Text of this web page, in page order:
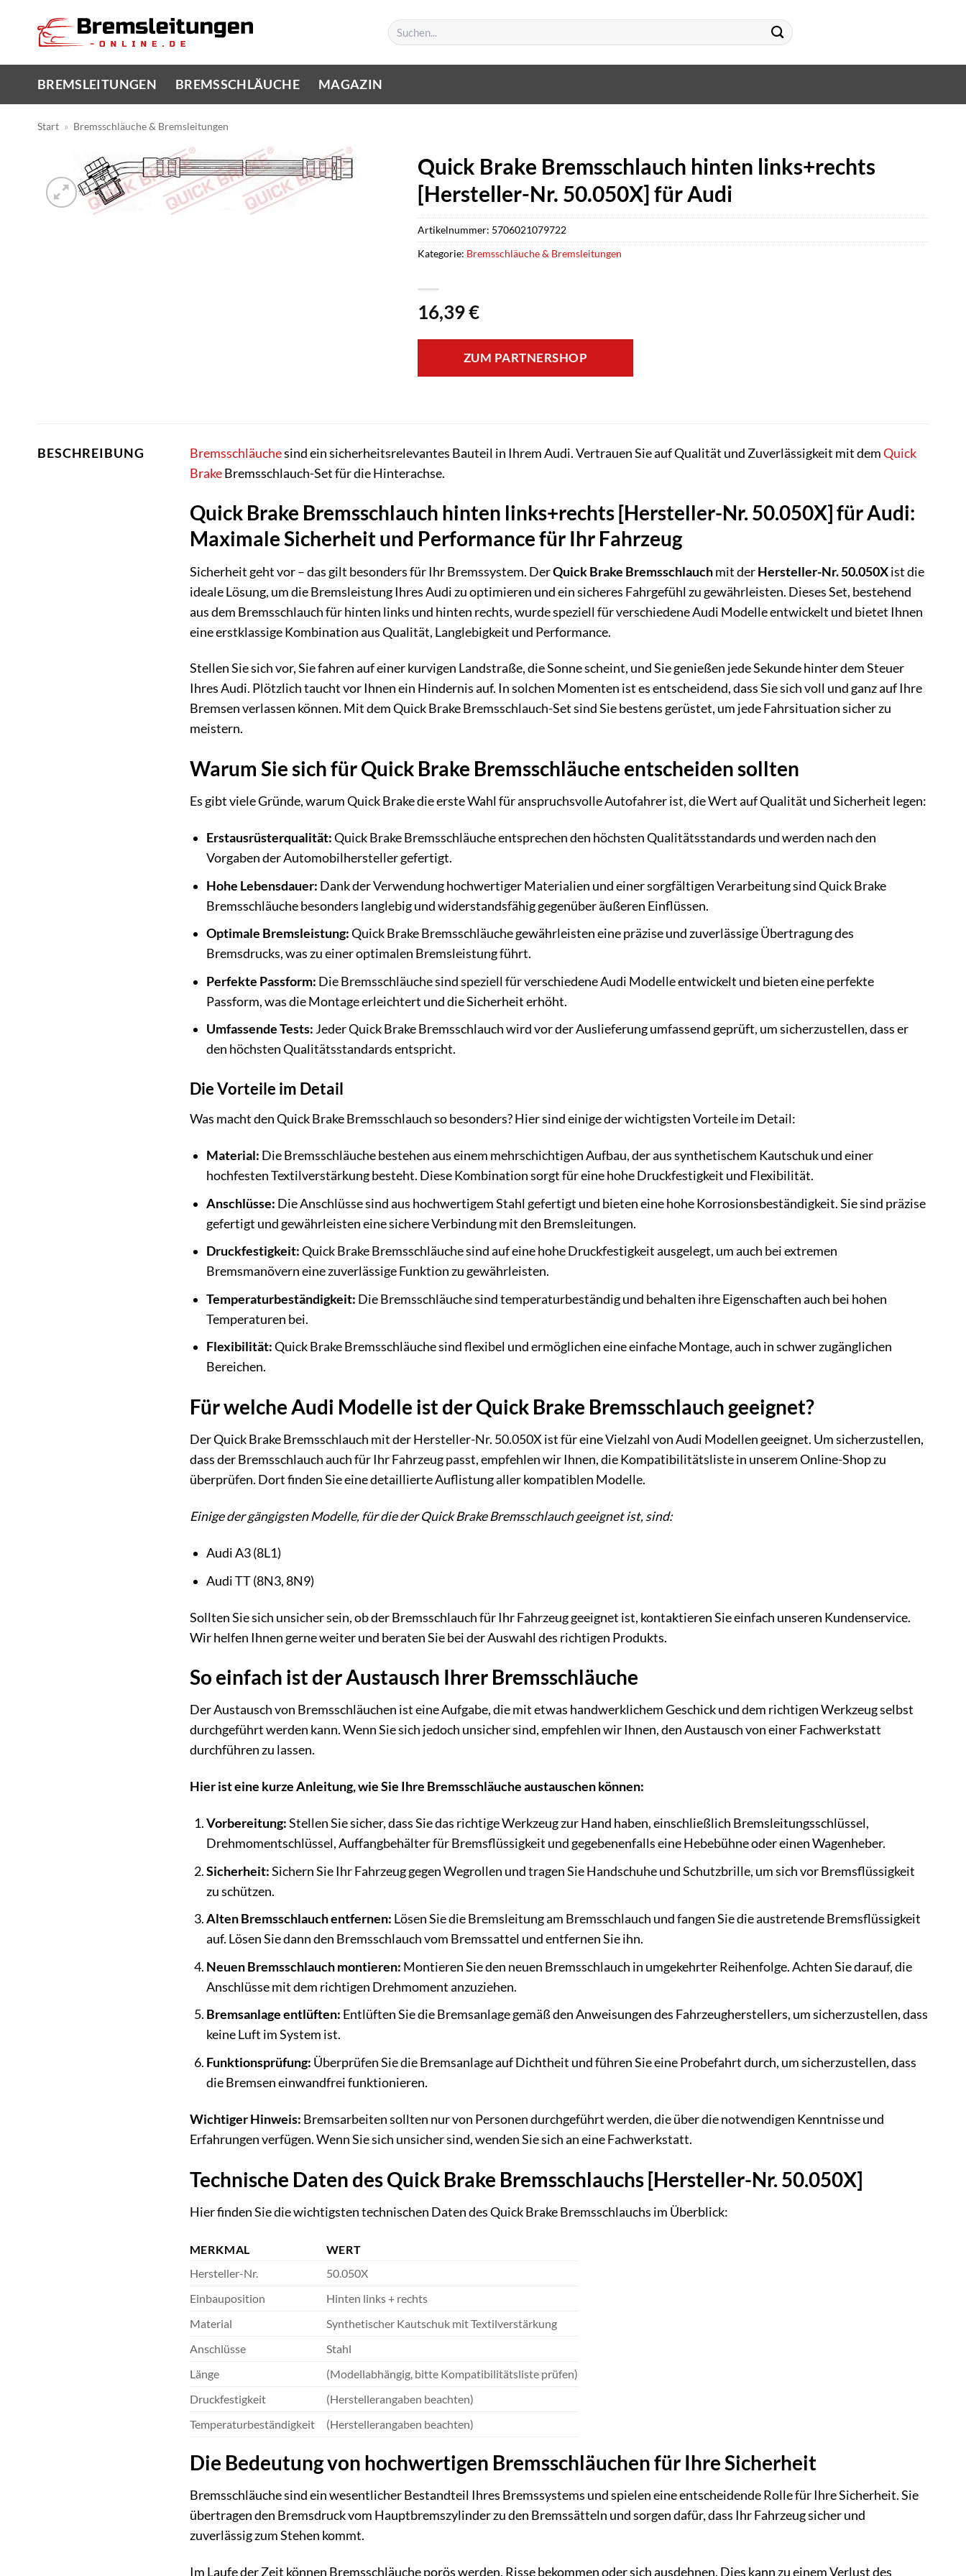
springen
Suchen
nach:
BREMSLEITUNGEN BREMSSCHLÄUCHE MAGAZIN
Start » Bremsschläuche & Bremsleitungen
Quick Brake Bremsschlauch hinten links+rechts
[Hersteller-Nr. 50.050X] für Audi
16,39€
ZUM PARTNERSHOP
Artikelnummer: 5706021079722
Kategorie: Bremsschläuche & Bremsleitungen
BESCHREIBUNG Bremsschläuchesind ein sicherheitsrelevantes Bauteil in Ihrem Audi. Vertrauen Sie auf Qualität und Zuverlässigkeit mit demQuick
BrakeBremsschlauch-Set für die Hinterachse.
Quick Brake Bremsschlauch hinten links+rechts [Hersteller-Nr. 50.050X] für Audi:
Maximale Sicherheit und Performance für Ihr Fahrzeug
Sicherheit geht vor – das gilt besonders für Ihr Bremssystem. DerQuick Brake Bremsschlauchmit derHersteller-Nr. 50.050Xist die
ideale Lösung, um die Bremsleistung Ihres Audi zu optimieren und ein sicheres Fahrgefühl zu gewährleisten. Dieses Set, bestehend
aus dem Bremsschlauch für hinten links und hinten rechts, wurde speziell für verschiedene Audi Modelle entwickelt und bietet Ihnen
eine erstklassige Kombination aus Qualität, Langlebigkeit und Performance.
Stellen Sie sich vor, Sie fahren auf einer kurvigen Landstraße, die Sonne scheint, und Sie genießen jede Sekunde hinter dem Steuer
Ihres Audi. Plötzlich taucht vor Ihnen ein Hindernis auf. In solchen Momenten ist es entscheidend, dass Sie sich voll und ganz auf Ihre
Bremsen verlassen können. Mit dem Quick Brake Bremsschlauch-Set sind Sie bestens gerüstet, um jede Fahrsituation sicher zu
meistern.
Warum Sie sich für Quick Brake Bremsschläuche entscheiden sollten
Es gibt viele Gründe, warum Quick Brake die erste Wahl für anspruchsvolle Autofahrer ist, die Wert auf Qualität und Sicherheit legen:
Erstausrüsterqualität:Quick Brake Bremsschläuche entsprechen den höchsten Qualitätsstandards und werden nach den
Vorgaben der Automobilhersteller gefertigt.
Hohe Lebensdauer: Dank der Verwendung hochwertiger Materialien und einer sorgfältigen Verarbeitung sind Quick Brake
Bremsschläuche besonders langlebig und widerstandsfähig gegenüber äußeren Einflüssen.
Optimale Bremsleistung:Quick Brake Bremsschläuche gewährleisten eine präzise und zuverlässige Übertragung des
Bremsdrucks, was zu einer optimalen Bremsleistung führt.
Perfekte Passform: Die Bremsschläuche sind speziell für verschiedene Audi Modelle entwickelt und bieten eine perfekte
Passform, was die Montage erleichtert und die Sicherheit erhöht.
Umfassende Tests:Jeder Quick Brake Bremsschlauch wird vor der Auslieferung umfassend geprüft, um sicherzustellen, dass er
den höchsten Qualitätsstandards entspricht.
Die Vorteile im Detail
Was macht den Quick Brake Bremsschlauch so besonders? Hier sind einige der wichtigsten Vorteile im Detail:
Material: Die Bremsschläuche bestehen aus einem mehrschichtigen Aufbau, der aus synthetischem Kautschuk und einer
hochfesten Textilverstärkung besteht. Diese Kombination sorgt für eine hohe Druckfestigkeit und Flexibilität.
Anschlüsse: Die Anschlüsse sind aus hochwertigem Stahl gefertigt und bieten eine hohe Korrosionsbeständigkeit. Sie sind präzise
gefertigt und gewährleisten eine sichere Verbindung mit den Bremsleitungen.
Druckfestigkeit:Quick Brake Bremsschläuche sind auf eine hohe Druckfestigkeit ausgelegt, um auch bei extremen
Bremsmanövern eine zuverlässige Funktion zu gewährleisten.
Temperaturbeständigkeit: Die Bremsschläuche sind temperaturbeständig und behalten ihre Eigenschaften auch bei hohen
Temperaturen bei.
Flexibilität:Quick Brake Bremsschläuche sind flexibel und ermöglichen eine einfache Montage, auch in schwer zugänglichen
Bereichen.
Für welche Audi Modelle ist der Quick Brake Bremsschlauch geeignet?
Der Quick Brake Bremsschlauch mit der Hersteller-Nr. 50.050X ist für eine Vielzahl von Audi Modellen geeignet. Um sicherzustellen,
dass der Bremsschlauch auch für Ihr Fahrzeug passt, empfehlen wir Ihnen, die Kompatibilitätsliste in unserem Online-Shop zu
überprüfen. Dort finden Sie eine detaillierte Auflistung aller kompatiblen Modelle.
Einige der gängigsten Modelle, für die der Quick Brake Bremsschlauch geeignet ist, sind:
Audi A3 (8L1)
Audi TT (8N3, 8N9)
Sollten Sie sich unsicher sein, ob der Bremsschlauch für Ihr Fahrzeug geeignet ist, kontaktieren Sie einfach unseren Kundenservice.
Wir helfen Ihnen gerne weiter und beraten Sie bei der Auswahl des richtigen Produkts.
So einfach ist der Austausch Ihrer Bremsschläuche
Der Austausch von Bremsschläuchen ist eine Aufgabe, die mit etwas handwerklichem Geschick und dem richtigen Werkzeug selbst
durchgeführt werden kann. Wenn Sie sich jedoch unsicher sind, empfehlen wir Ihnen, den Austausch von einer Fachwerkstatt
durchführen zu lassen.
Hier ist eine kurze Anleitung, wie Sie Ihre Bremsschläuche austauschen können:
Vorbereitung:Stellen Sie sicher, dass Sie das richtige Werkzeug zur Hand haben, einschließlich Bremsleitungsschlüssel,
Drehmomentschlüssel, Auffangbehälter für Bremsflüssigkeit und gegebenenfalls eine Hebebühne oder einen Wagenheber.
Sicherheit:Sichern Sie Ihr Fahrzeug gegen Wegrollen und tragen Sie Handschuhe und Schutzbrille, um sich vor Bremsflüssigkeit
zu schützen.
Alten Bremsschlauch entfernen: Lösen Sie die Bremsleitung am Bremsschlauch und fangen Sie die austretende Bremsflüssigkeit
auf. Lösen Sie dann den Bremsschlauch vom Bremssattel und entfernen Sie ihn.
Neuen Bremsschlauch montieren: Montieren Sie den neuen Bremsschlauch in umgekehrter Reihenfolge. Achten Sie darauf, die
Anschlüsse mit dem richtigen Drehmoment anzuziehen.
Bremsanlage entlüften: Entlüften Sie die Bremsanlage gemäß den Anweisungen des Fahrzeugherstellers, um sicherzustellen, dass
keine Luft im System ist.
Funktionsprüfung: Überprüfen Sie die Bremsanlage auf Dichtheit und führen Sie eine Probefahrt durch, um sicherzustellen, dass
die Bremsen einwandfrei funktionieren.
Wichtiger Hinweis: Bremsarbeiten sollten nur von Personen durchgeführt werden, die über die notwendigen Kenntnisse und
Erfahrungen verfügen. Wenn Sie sich unsicher sind, wenden Sie sich an eine Fachwerkstatt.
Technische Daten des Quick Brake Bremsschlauchs [Hersteller-Nr. 50.050X]
Hier finden Sie die wichtigsten technischen Daten des Quick Brake Bremsschlauchs im Überblick:
MERKMAL
WERT
Hersteller-Nr.
50.050X
Einbauposition
Hinten links + rechts
Material
Synthetischer Kautschuk mit Textilverstärkung
Anschlüsse
Stahl
Länge
(Modellabhängig, bitte Kompatibilitätsliste prüfen)
Druckfestigkeit
(Herstellerangaben beachten)
Temperaturbeständigkeit
(Herstellerangaben beachten)
Die Bedeutung von hochwertigen Bremsschläuchen für Ihre Sicherheit
Bremsschläuche sind ein wesentlicher Bestandteil Ihres Bremssystems und spielen eine entscheidende Rolle für Ihre Sicherheit. Sie
übertragen den Bremsdruck vom Hauptbremszylinder zu den Bremssätteln und sorgen dafür, dass Ihr Fahrzeug sicher und
zuverlässig zum Stehen kommt.
Im Laufe der Zeit können Bremsschläuche porös werden, Risse bekommen oder sich ausdehnen. Dies kann zu einem Verlust des